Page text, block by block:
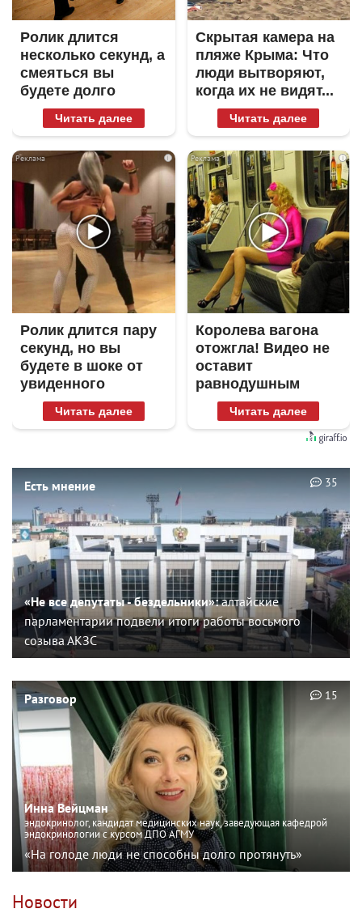
Ролик длится
несколько секунд, а
смеяться вы
будете долго
Читать далее
Скрытая камера на
пляже Крыма: Что
люди вытворяют,
когда их не видят...
Читать далее
i
Ролик длится пару
секунд, но вы
будете в шоке от
увиденного
Читать далее
i
Королева вагона
отожгла! Видео не
оставит
равнодушным
Читать далее
Есть мнение
«Не все депутаты - бездельники»:алтайские
парламентарии подвели итоги работы восьмого
созыва АКЗС
35
Разговор
Инна Вейцман
эндокринолог, кандидат медицинских наук, заведующая кафедрой
эндокринологии с курсом ДПО АГМУ
«На голоде люди не способны долго протянуть»
15
Новости